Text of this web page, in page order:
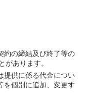
約の締結及び終了等の
があります。
提供に係る代金につい
を個別に追加、変更す